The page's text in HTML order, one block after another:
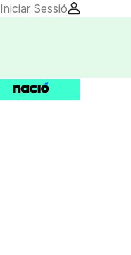
Iniciar Sessió